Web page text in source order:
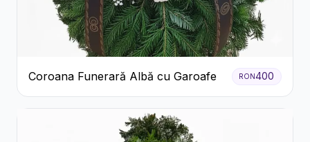
Coroana Funerară Albă cu Garoafe RON400